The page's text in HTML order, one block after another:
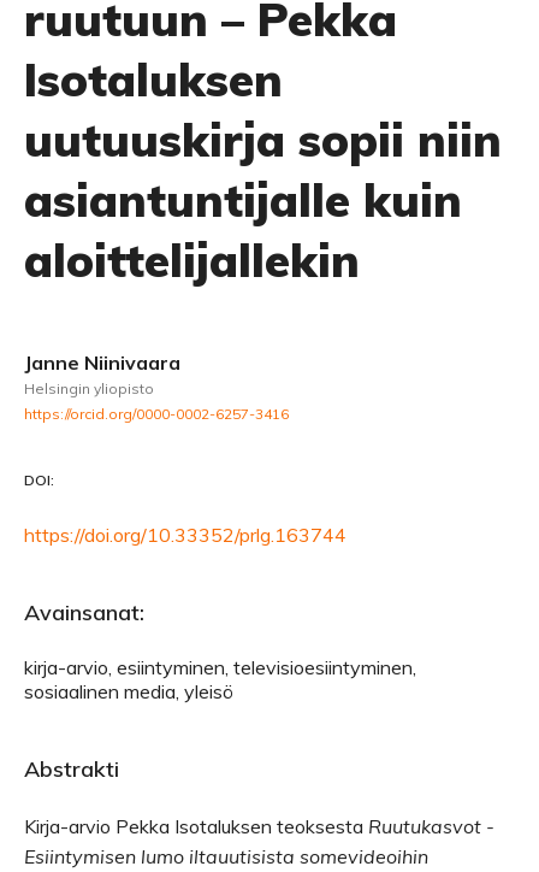
ruutuun – Pekka
Isotaluksen
uutuuskirja sopii niin
asiantuntijalle kuin
aloittelijallekin
Janne Niinivaara
Helsingin yliopisto
https://orcid.org/0000-0002-6257-3416
DOI:
https://doi.org/10.33352/prlg.163744
Avainsanat:
kirja-arvio, esiintyminen, televisioesiintyminen,
sosiaalinen media, yleisö
Abstrakti
Kirja-arvio Pekka Isotaluksen teoksesta Ruutukasvot -
Esiintymisen lumo iltauutisista somevideoihin